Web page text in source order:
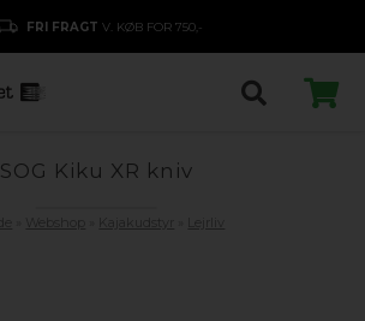
FRI FRAGT V. KØB FOR 750,-
SOG Kiku XR kniv